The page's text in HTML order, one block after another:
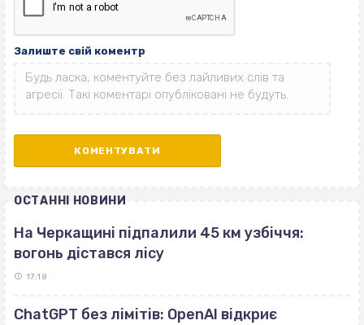
Залиште свій коментр
ОСТАННІ НОВИНИ
На Черкащині підпалили 45 км узбіччя:
вогонь дістався лісу
17:18
ChatGPT без лімітів: OpenAI відкриє